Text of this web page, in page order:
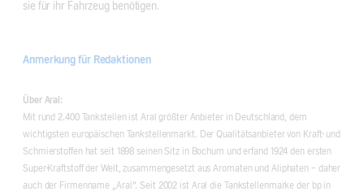
sie für ihr Fahrzeug benötigen.
Anmerkung für Redaktionen
Über Aral:
Mit rund 2.400 Tankstellen ist Aral größter Anbieter in Deutschland, dem
wichtigsten europäischen Tankstellenmarkt. Der Qualitätsanbieter von Kraft- und
Schmierstoffen hat seit 1898 seinen Sitz in Bochum und erfand 1924 den ersten
Super-Kraftstoff der Welt, zusammengesetzt aus Aromaten und Aliphaten – daher
auch der Firmenname „Aral“. Seit 2002 ist Aral die Tankstellenmarke der bp in